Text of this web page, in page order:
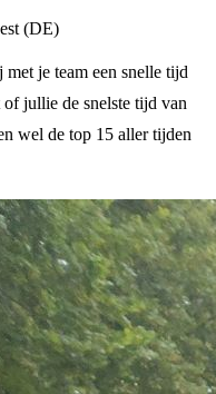
(DE)
je team een snelle tijd
jullie de snelste tijd van
wel de top 15 aller tijden